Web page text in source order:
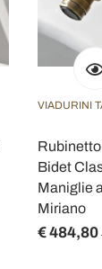
VIADURINI
Bidet
Maniglie
Miriano
€ 484,80